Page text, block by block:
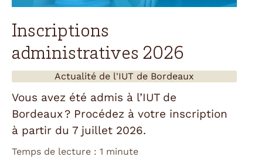
Inscriptions
administratives 2026
Actualité de l'IUT de Bordeaux
Vous avez été admis à l’IUT de
Bordeaux ? Procédez à votre inscription
à partir du 7 juillet 2026.
Temps de lecture : 1 minute